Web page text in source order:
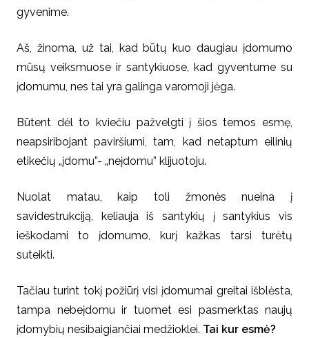
gyvenime.
Aš, žinoma, už tai, kad būtų kuo daugiau įdomumo
mūsų veiksmuose ir santykiuose, kad gyventume su
įdomumu, nes tai yra galinga varomoji jėga.
Būtent dėl to kviečiu pažvelgti į šios temos esmę,
neapsiribojant paviršiumi, tam, kad netaptum eilinių
etikečių „įdomu”- „neįdomu” klijuotoju.
Nuolat matau, kaip toli žmonės nueina į
savidestrukciją, keliauja iš santykių į santykius vis
ieškodami to įdomumo, kurį kažkas tarsi turėtų
suteikti.
Tačiau turint tokį požiūrį visi įdomumai greitai išblėsta,
tampa nebeįdomu ir tuomet esi pasmerktas naujų
įdomybių nesibaigiančiai medžioklei. Tai kur esmė?